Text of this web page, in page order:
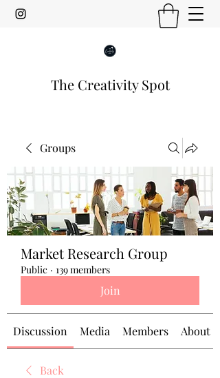
The Creativity Spot
Groups
Market Research Group
Public · 139 members
Join
Discussion Media Members About
Back